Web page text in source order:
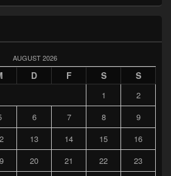
AUGUST 2026
D F S S
1
2
6 7 8
9
13 14 15
16
20 21 22
23